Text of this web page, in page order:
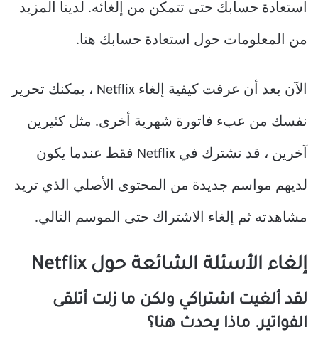
استعادة حسابك حتى تتمكن من إلغائه. لدينا المزيد
من المعلومات حول استعادة حسابك هنا.
الآن بعد أن عرفت كيفية إلغاء Netflix ، يمكنك تحرير
نفسك من عبء فاتورة شهرية أخرى. مثل كثيرين
آخرين ، قد تشترك في Netflix فقط عندما يكون
لديهم مواسم جديدة من المحتوى الأصلي الذي تريد
مشاهدته ثم إلغاء الاشتراك حتى الموسم التالي.
إلغاء الأسئلة الشائعة حول Netflix
لقد ألغيت اشتراكي ولكن ما زلت أتلقى
الفواتير. ماذا يحدث هنا؟